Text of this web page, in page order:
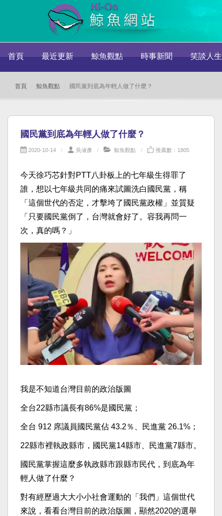
首頁 最近更新 鯨魚觀點 時事新聞 笑談人生
首頁 鯨魚觀點 國民黨到底為年輕人做了什麼？
國民黨到底為年輕人做了什麼？
2020-10-14 吳濬彥 鯨魚觀點 推薦數：1805
今天徐巧芯針對PTT八卦板上的七年級生得罪了
誰，想以七年級共同的痛來試圖洗白國民黨，稱
「這個世代的否定，才擊垮了國民黨政權」並質疑
「只要國民黨倒了，台灣就會好了。容我再問一
次，真的嗎？」
我是不知道台灣目前的政治版圖
全台22縣市議長有86%是國民黨；
全台 912 席議員國民黨佔 43.2％、民進黨 26.1%；
22縣市裡執政縣市，國民黨14縣市、民進黨7縣市。
國民黨掌握這麼多執政縣市跟縣市民代，到底為年
輕人做了什麼？
對有經歷過大大小小社會運動的「我們」這個世代
來說，看看台灣目前的政治版圖，顯然2020的選舉